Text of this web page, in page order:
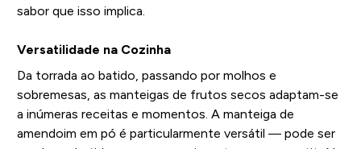
sabor que isso implica.
Versatilidade na Cozinha
Da torrada ao batido, passando por molhos e
sobremesas, as manteigas de frutos secos adaptam-se
a inúmeras receitas e momentos. A manteiga de
amendoim em pó é particularmente versátil — pode ser